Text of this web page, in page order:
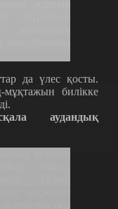
да үлес қосты.
мұқтажын билікке
аудандық